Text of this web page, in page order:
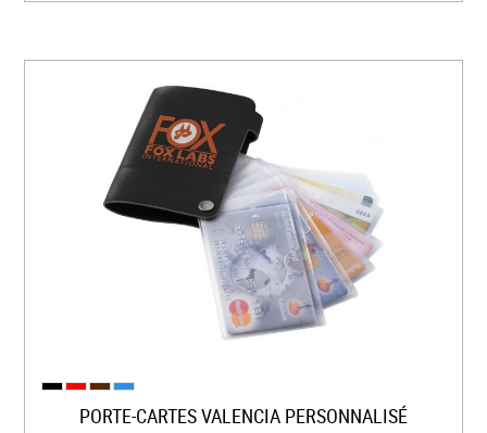
PORTE-CARTES VALENCIA PERSONNALISÉ